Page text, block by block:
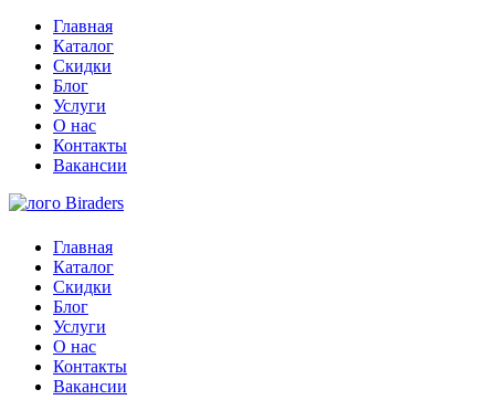
Главная
Каталог
Скидки
Блог
Услуги
О нас
Контакты
Вакансии
Главная
Каталог
Скидки
Блог
Услуги
О нас
Контакты
Вакансии